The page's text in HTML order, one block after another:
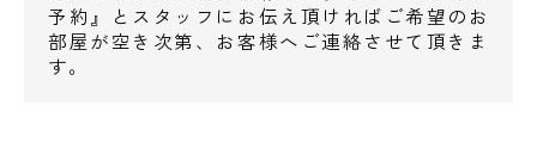
◆目黒碑文谷二郵便局‥197m
◆目黒本町郵便局‥432m
予約』とスタッフにお伝え頂ければご希望のお
部屋が空き次第、お客様へご連絡させて頂きま
す。